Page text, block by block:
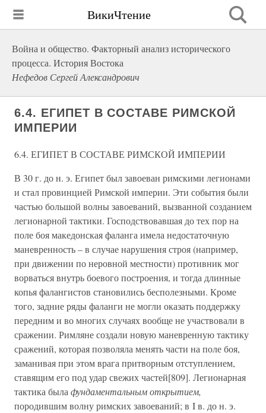
ВикиЧтение
Война и общество. Факторный анализ исторического
процесса. История Востока
Нефедов Сергей Александрович
6.4. ЕГИПЕТ В СОСТАВЕ РИМСКОЙ
ИМПЕРИИ
6.4. ЕГИПЕТ В СОСТАВЕ РИМСКОЙ ИМПЕРИИ
В 30 г. до н. э. Египет был завоеван римскими легионами
и стал провинцией Римской империи. Эти события были
частью большой волны завоеваний, вызванной созданием
легионарной тактики. Господствовавшая до тех пор на
поле боя македонская фаланга имела недостаточную
маневренность – в случае нарушения строя (например,
при движении по неровной местности) противник мог
ворваться внутрь боевого построения, и тогда длинные
копья фалангистов становились бесполезными. Кроме
того, задние ряды фаланги не могли оказать поддержку
передним и во многих случаях вообще не участвовали в
сражении. Римляне создали новую маневренную тактику
сражений, которая позволяла менять части на поле боя,
заманивая при этом врага притворным отступлением,
ставящим его под удар свежих частей[809]. Легионарная
тактика была фундаментальным открытием,
породившим волну римских завоеваний; в I в. до н. э.